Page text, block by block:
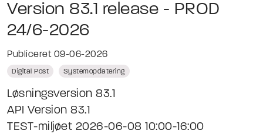
Version 83.1 release - PROD
24/6-2026
Publiceret 09-06-2026
Digital Post Systemopdatering
Løsningsversion 83.1
API Version 83.1
TEST-miljøet 2026-06-08 10:00-16:00